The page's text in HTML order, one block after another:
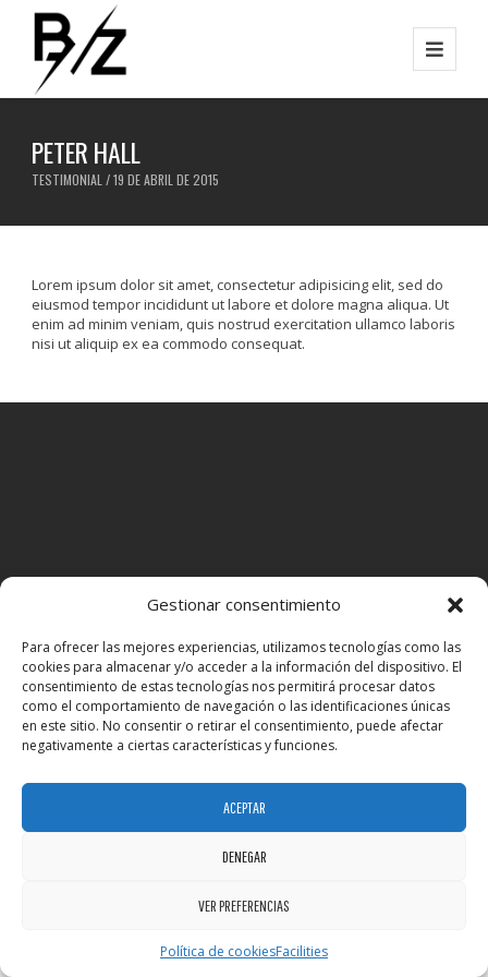
Gestionar consentimiento
Para ofrecer las mejores experiencias, utilizamos tecnologías como las
cookies para almacenar y/o acceder a la información del dispositivo. El
consentimiento de estas tecnologías nos permitirá procesar datos
como el comportamiento de navegación o las identificaciones únicas
en este sitio. No consentir o retirar el consentimiento, puede afectar
negativamente a ciertas características y funciones.
ACEPTAR
DENEGAR
VER PREFERENCIAS
Política de cookiesFacilities
PETER HALL
TESTIMONIAL / 19 DE ABRIL DE 2015
Lorem ipsum dolor sit amet, consectetur adipisicing elit, sed do
eiusmod tempor incididunt ut labore et dolore magna aliqua. Ut
enim ad minim veniam, quis nostrud exercitation ullamco laboris
nisi ut aliquip ex ea commodo consequat.
BzFit © 2026 - All Rights Reserved Developed by:BZ